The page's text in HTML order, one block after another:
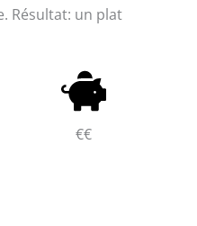
Résultat: un plat
€€